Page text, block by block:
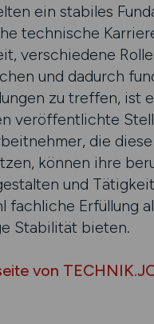
ein stabiles
technische
verschiedene
und dadurch
zu treffen, ist
veröffentlichte
die
können ihre
und
fachliche Erfüllung
Stabilität bieten.
von